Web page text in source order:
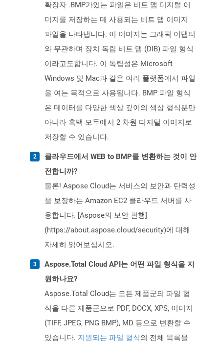
확장자 .BMP가있는 파일은 비트 맵 디지털 이
미지를 저장하는 데 사용되는 비트 맵 이미지
파일을 나타냅니다. 이 이미지는 그래픽 어댑터
와 무관하며 장치 독립 비트 맵 (DIB) 파일 형식
이라고도합니다. 이 독립성은 Microsoft
Windows 및 Mac과 같은 여러 플랫폼에서 파일
을 여는 목적으로 사용됩니다. BMP 파일 형식
은 데이터를 다양한 색상 깊이의 색상 형식뿐만
아니라 흑백 모두에서 2 차원 디지털 이미지로
저장할 수 있습니다.
클라우드에서 WEB to BMP를 변환하는 것이 안
전합니까?
물론! Aspose Cloud는 서비스의 보안과 탄력성
을 보장하는 Amazon EC2 클라우드 서버를 사
용합니다. [Aspose의 보안 관행]
(https://about.aspose.cloud/security)에 대해
자세히 읽어보십시오.
Aspose.Total Cloud API는 어떤 파일 형식을 지
원하나요?
Aspose.Total Cloud는 모든 제품군의 파일 형
식을 다른 제품군으로 PDF, DOCX, XPS, 이미지
(TIFF, JPEG, PNG BMP), MD 등으로 변환할 수
있습니다. 지원되는 파일 형식의 전체 목록을